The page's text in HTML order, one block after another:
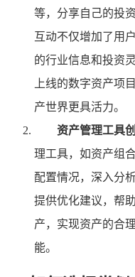
等，分享自己的投
互动不仅增加了用
的行业信息和投资
上线的数字资产项
产世界更具活力。
资产管理工具
理工具，如资产组
配置情况，深入分
提供优化建议，帮
产，实现资产的合
能。